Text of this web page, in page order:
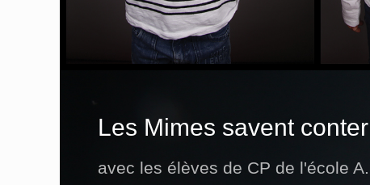
Les Mimes savent
avec les élèves de CP de l'école